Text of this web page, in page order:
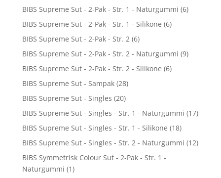
BIBS Supreme Sut - 2-Pak - Str. 1 - Naturgummi (6)
BIBS Supreme Sut - 2-Pak - Str. 1 - Silikone (6)
BIBS Supreme Sut - 2-Pak - Str. 2 (6)
BIBS Supreme Sut - 2-Pak - Str. 2 - Naturgummi (9)
BIBS Supreme Sut - 2-Pak - Str. 2 - Silikone (6)
BIBS Supreme Sut - Sampak (28)
BIBS Supreme Sut - Singles (20)
BIBS Supreme Sut - Singles - Str. 1 - Naturgummi (17)
BIBS Supreme Sut - Singles - Str. 1 - Silikone (18)
BIBS Supreme Sut - Singles - Str. 2 - Naturgummi (12)
BIBS Symmetrisk Colour Sut - 2-Pak - Str. 1 -
Naturgummi (1)